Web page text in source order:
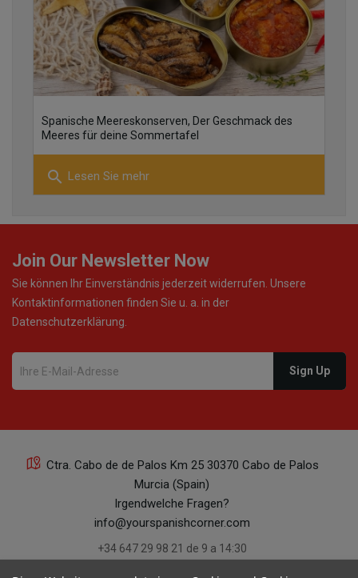
Spanische Meereskonserven, Der Geschmack des
Meeres für deine Sommertafel
search Lesen Sie mehr
Join Our Newsletter Now
Sie können Ihr Einverständnis jederzeit widerrufen. Unsere
Kontaktinformationen finden Sie u. a. in der
Datenschutzerklärung.
Ctra. Cabo de de Palos Km 25 30370 Cabo de Palos
Murcia (Spain)
Irgendwelche Fragen?
info@yourspanishcorner.com
+34 647 29 98 21 de 9 a 14:30